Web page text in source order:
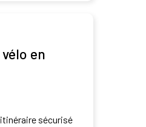
en
sécurisé